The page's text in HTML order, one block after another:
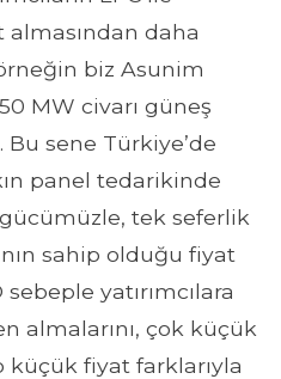
almasından daha
biz Asunim
MW civarı güneş
Bu sene Türkiye’de
panel tedarikinde
tek seferlik
sahip olduğu fiyat
yatırımcılara
almalarını, çok küçük
küçük fiyat farklarıyla